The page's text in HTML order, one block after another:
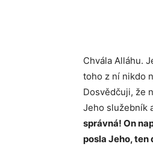
Chvála Alláhu.
toho z ní nikdo
Dosvědčuji, že
Jeho služebník
správná! On
posla Jeho, ten